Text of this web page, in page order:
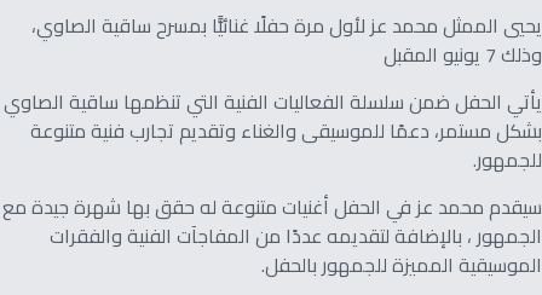
يحيي الممثل محمد عز لأول مرة حفلًا غنائيًّا بمسرح ساقية الصاوي،
وذلك 7 يونيو المقبل
يأتي الحفل ضمن سلسلة الفعاليات الفنية التي تنظمها ساقية الصاوي
بشكل مستمر، دعمًا للموسيقى والغناء وتقديم تجارب فنية متنوعة
للجمهور.
سيقدم محمد عز في الحفل أغنيات متنوعة له حقق بها شهرة جيدة مع
الجمهور ، بالإضافة لتقديمه عددًا من المفاجآت الفنية والفقرات
الموسيقية المميزة للجمهور بالحفل.